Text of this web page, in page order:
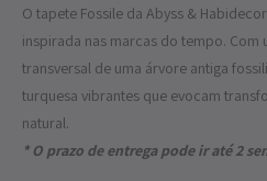
O tapete Fossile da Abyss &
inspirada nas marcas do tempo.
transversal de uma árvore antiga
turquesa vibrantes que evocam
natural.
* O prazo de entrega pode ir até 2